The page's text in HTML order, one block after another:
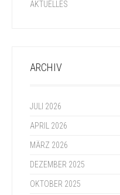
AKTUELLES
ARCHIV
JULI 2026
APRIL 2026
MÄRZ 2026
DEZEMBER 2025
OKTOBER 2025